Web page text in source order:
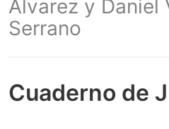
Álvarez y Daniel
Serrano
Cuaderno de